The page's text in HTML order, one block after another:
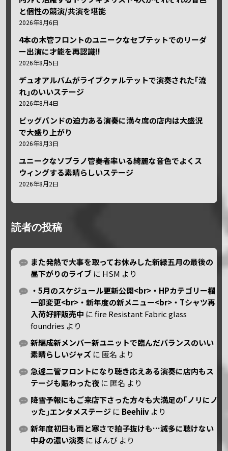
と個性の競演/共演を堪能
2026年8月6日
4本の木管フロントのユニークなセプテットでのリーダ
ー出演に才能を再認識!!
2026年8月5日
デュオアルバムがライブクァルテットで演奏された｢流
れ｣のいいステージ
2026年8月4日
ビッグバンドの迫力ある演奏に満々席の店内は大盛況
で大盛り上がり
2026年8月3日
ユニークなソプラノ管奏者率いる綺麗な音色でよくス
ウィングする素晴らしいステージ
2026年8月2日
読者の投稿
また発熱で大事を取ってお休みした新緑五月の最後の
昼下がりのライブ に HSM より
・5月のスケジュール更新公開<br>・HPカテゴリー欄
一部変更<br>・新年度の新メニュー<br>・Tシャツ再
入荷好評販売中 にfire Resistant Fabric glass
foundries より
新編成新メンバー新ユニットで臨んだバランスのいい
素晴らしいジャズ に 匿名 より
急遽二管フロントになり聴き応えある演奏に店内もス
テージも賑わった夜 に 匿名 より
降雪予報にもご来店下さった方々も大満足の｢ノリにノ
ッた｣エンタメステージ に Beehiiv より
新年度初日も雨と寒さで拍子抜けも…滅多に聴けない
中身の濃い演奏 に ばんび より